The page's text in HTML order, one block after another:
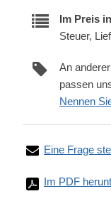
Im Preis
Steuer,
An
passen
Nennen
Eine Frage
Im PDF